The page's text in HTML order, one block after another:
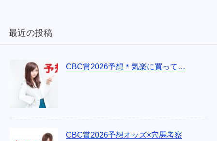
最近の投稿
CBC賞2026予想＊気楽に買って…
CBC賞2026予想オッズ×穴馬考察